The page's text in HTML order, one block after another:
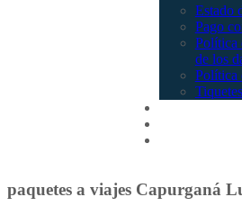
Estado
Pago
Política
de los
Política
Tiquetes
paquetes a viajes Capurganá